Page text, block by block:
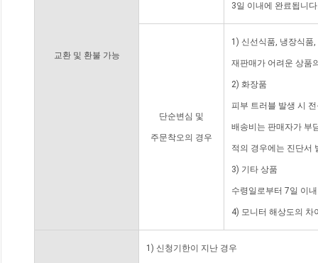
교환 및 환불 가능
3일 이내에 완료됩니
단순변심 및
주문착오의 경우
1) 신선식품, 냉장식품
재판매가 어려운 상품
2) 화장품
피부 트러블 발생 시
배송비는 판매자가 부
적의 경우에는 진단서
3) 기타 상품
수령일로부터 7일 이
4) 모니터 해상도의 차
1) 신청기한이 지난 경우